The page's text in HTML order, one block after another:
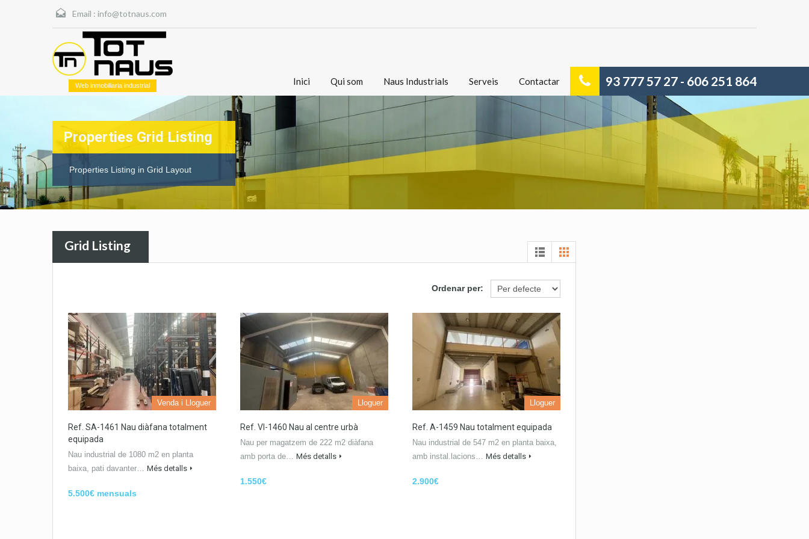
Email : info@totnaus.com
Web inmobiliaria industrial 93 777 57 27 - 606 251 864
Inici Qui som Naus Industrials Serveis Contactar
Properties Grid Listing
Properties Listing in Grid Layout
Grid Listing
Ordenar per:
Venda i Lloguer
Ref. SA-1461 Nau diàfana totalment
equipada
Nau industrial de 1080 m2 en planta
baixa, pati davanter… Més detalls
5.500€ mensuals
Lloguer
Ref. VI-1460 Nau al centre urbà
Nau per magatzem de 222 m2 diàfana
amb porta de… Més detalls
1.550€
Lloguer
Ref. A-1459 Nau totalment equipada
Nau industrial de 547 m2 en planta baixa,
amb instal.lacions… Més detalls
2.900€